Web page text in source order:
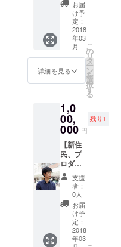
品とな
りま
す。 ※
修正は3
回まで
としま
す。
【チラ
シ】 ※
は印刷
物の納
品とな
りま
す。
※A4サ
イズ片
面カ
ラーを
予定
（ご依
頼内容
によっ
て変動
しま
クトを
お届け
しま
す。 ※
長尾農
園お
米、サ
ミーズ
宿泊券
泊、椀
de縁ペ
ア宿泊
１泊、
漆器
セッ
ト、眼
鏡２
個、日
本酒
セッ
ト、和
紙プロ
ダク
ト、へ
度（要
相談）
※ビュッ
フェス
タイル
※引き出
物30
セット
付き
PARK
理事新
山直広
が代表
を務め
るクリ
エイ
ティブ
カンパ
TSUGI
があな
たのた
めに、
ウェブ
サイト
をデザ
インし
ます。
サイト
例：企
業サイ
ト・商
品サイ
トなど
お届
け予
定：
2018
年03
月
詳細を見る
こ
の
リ
タ
ー
ン
を
選
択
す
る
1,0
00,
000 円
残り1
【新住
民、プ
ロダク
トデザ
イナー
森俊朗
デザイ
ン２
案】
デザイ
ンサン
支援
者：
0人
お届
け予
定：
2018
年03